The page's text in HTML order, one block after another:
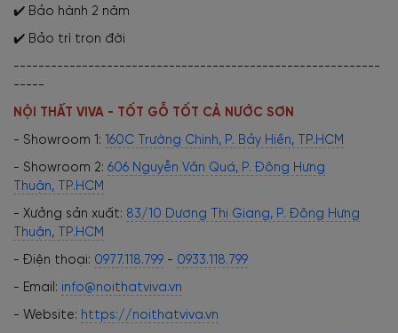
✔️ Bảo hành 2 năm
✔️ Bảo trì trọn đời
-----------------------------------------------------------
-----
NỘI THẤT VIVA - TỐT GỖ TỐT CẢ NƯỚC SƠN
- Showroom 1: 160C Trường Chinh, P. Bảy Hiền, TP.HCM
- Showroom 2: 606 Nguyễn Văn Quá, P. Đông Hưng
Thuận, TP.HCM
- Xưởng sản xuất: 83/10 Dương Thị Giang, P. Đông Hưng
Thuận, TP.HCM
- Điện thoại: 0977.118.799 - 0933.118.799
- Email: info@noithatviva.vn
- Website: https://noithatviva.vn